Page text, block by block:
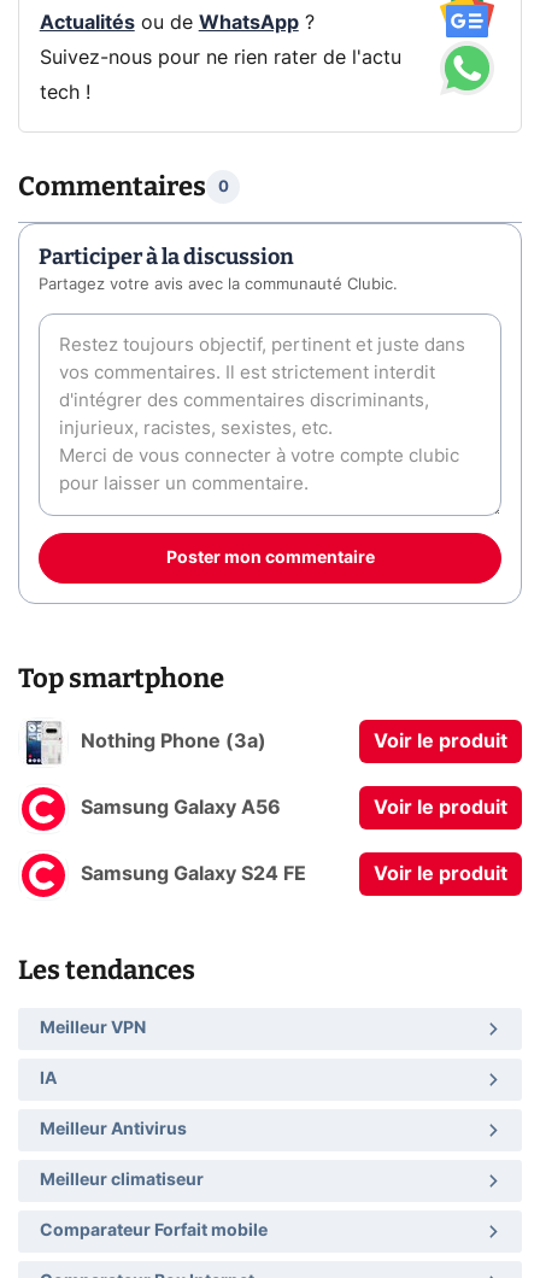
Actualitésou de WhatsApp?
Suivez-nous pour ne rien rater de l'actu
tech !
Commentaires 0
Participer à la discussion
Partagez votre avis avec la communauté Clubic.
Poster mon commentaire
Top smartphone
Nothing Phone (3a) Voir le produit
Samsung Galaxy A56 Voir le produit
Samsung Galaxy S24 FE Voir le produit
Les tendances
Meilleur VPN
IA
Meilleur Antivirus
Meilleur climatiseur
Comparateur Forfait mobile